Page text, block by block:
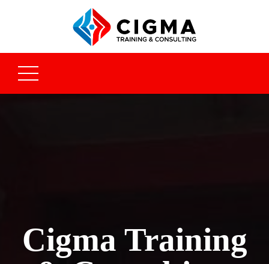
Cigma Training